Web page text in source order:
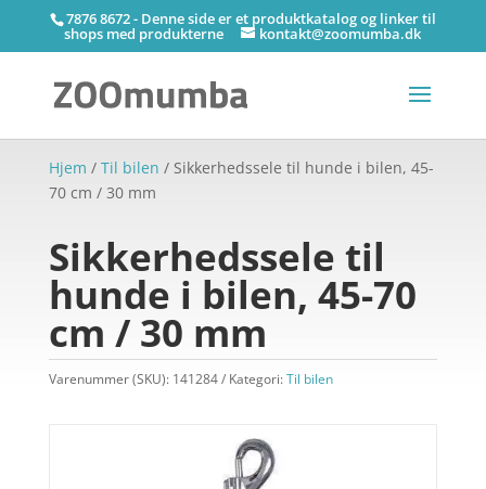
7876 8672 - Denne side er et produktkatalog og linker til
shops med produkterne kontakt@zoomumba.dk
Hjem / Til bilen / Sikkerhedssele til hunde i bilen, 45-
70 cm / 30 mm
Sikkerhedssele til
hunde i bilen, 45-70
cm / 30 mm
Varenummer (SKU): 141284 Kategori:Til bilen